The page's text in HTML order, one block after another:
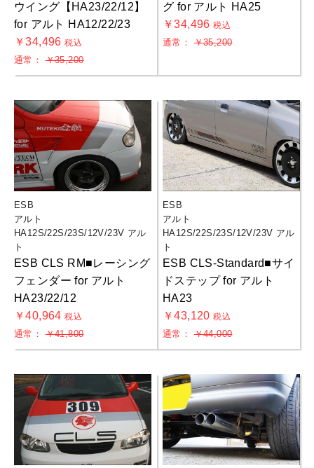
ウイング【HA23/22/12】
for アルト HA12/22/23
￥34,496税込
通常：￥35,200
グ for アルト HA25
￥34,496税込
通常：￥35,200
ESB
アルト
HA12S/22S/23S/12V/23V アル
ト
ESB CLS RM■レーシング
フェンダー for アルト
HA23/22/12
￥40,964税込
通常：￥41,800
ESB
アルト
HA12S/22S/23S/12V/23V アル
ト
ESB CLS-Standard■サイ
ドステップ for アルト
HA23
￥43,120税込
通常：￥44,000